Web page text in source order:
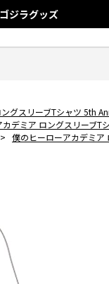
ゴジラグッズ
グスリーブTシャツ 5th
デミア ロングスリーブT
> 僕のヒーローアカデミア